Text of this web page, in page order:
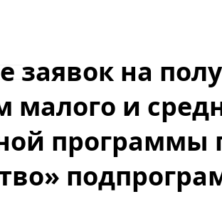
заявок на
малого и
программы